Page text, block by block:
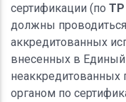
сертификации (по ТР
должны
аккредитованных
внесенных в
неаккредитованных
органом по